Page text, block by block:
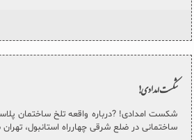
شکست امدادی!
شکست امدادی! ?درباره واقعه تلخ ساختمان
ساختمانی در ضلع شرقی چهارراه استانبول، تهران